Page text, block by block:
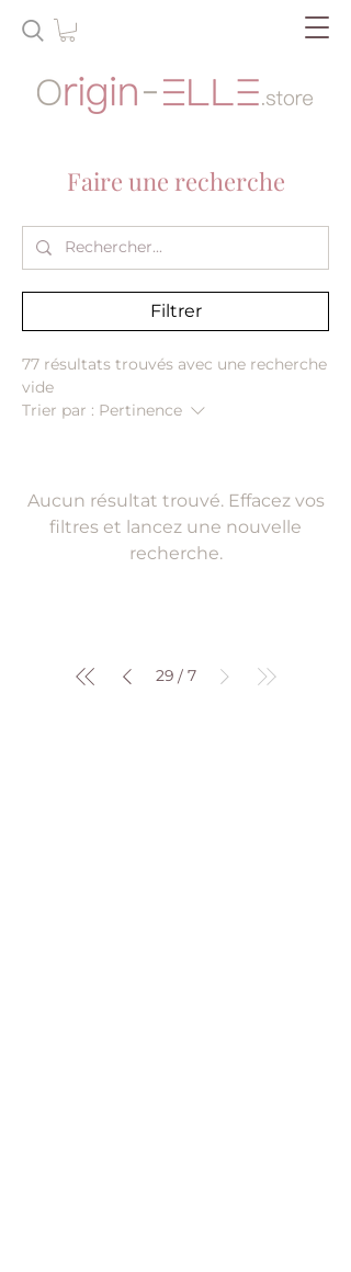
Faire une recherche
Filtrer
77 résultats trouvés avec une recherche
vide
Trier par : Pertinence
Aucun résultat trouvé. Effacez vos
filtres et lancez une nouvelle
recherche.
29 / 7